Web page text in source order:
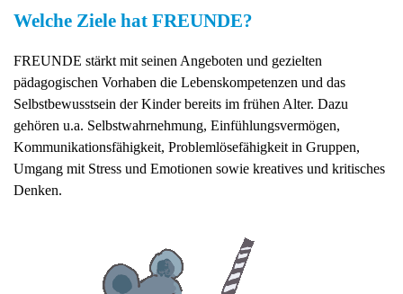
Welche Ziele hat FREUNDE?
FREUNDE stärkt mit seinen Angeboten und gezielten
pädagogischen Vorhaben die Lebenskompetenzen und das
Selbstbewusstsein der Kinder bereits im frühen Alter. Dazu
gehören u.a. Selbstwahrnehmung, Einfühlungsvermögen,
Kommunikationsfähigkeit, Problemlösefähigkeit in Gruppen,
Umgang mit Stress und Emotionen sowie kreatives und kritisches
Denken.